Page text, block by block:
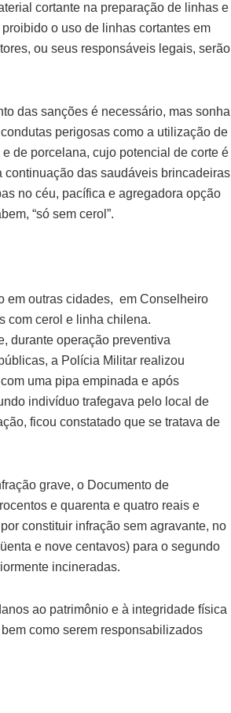
cortante na preparação de linhas e
o uso de linhas cortantes em
ou seus responsáveis legais, serão
das sanções é necessário, mas sonha
perigosas como a utilização de
de porcelana, cujo potencial de corte é
das saudáveis brincadeiras
no céu, pacífica e agregadora opção
“só sem cerol”.
em outras cidades, em Conselheiro
com cerol e linha chilena.
durante operação preventiva
a Polícia Militar realizou
uma pipa empinada e após
indivíduo trafegava pelo local de
ficou constatado que se tratava de
grave, o Documento de
e quarenta e quatro reais e
constituir infração sem agravante, no
e nove centavos) para o segundo
incineradas.
ao patrimônio e à integridade física
como serem responsabilizados